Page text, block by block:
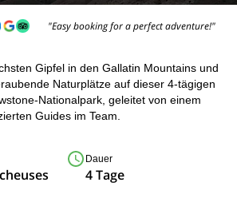
"Easy booking for a perfect adventure!"
Gipfel in den Gallatin Mountains und
Naturplätze auf dieser 4-tägigen
Nationalpark, geleitet von einem
Guides im Team.
Dauer
4 Tage